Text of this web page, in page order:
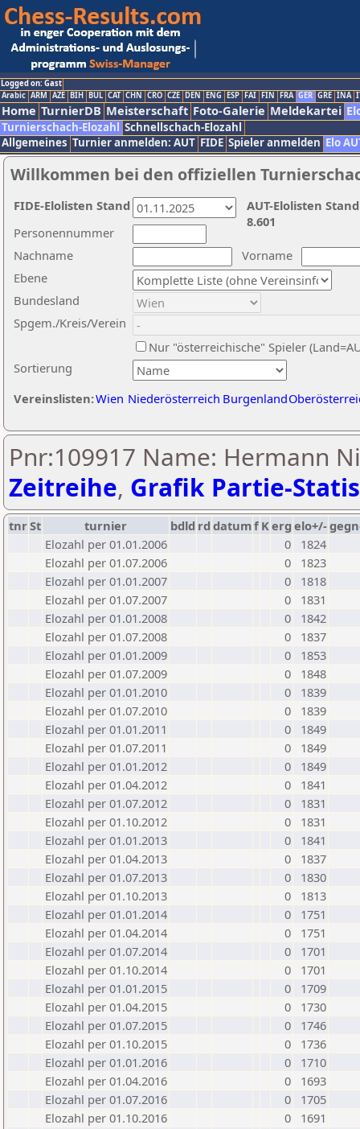
Logged on: Gast
Arabic ARM AZE BIH BUL CAT CHN CRO CZE DEN ENG ESP FAI FIN FRA GER GRE INA
Home TurnierDB Meisterschaft Foto-Galerie Meldekartei
Turnierschach-Elozahl Schnellschach-Elozahl
Allgemeines Turnier anmelden: AUT FIDE Spieler anmelden Elo
Willkommen bei den offiziellen
Nachname
Vorname
Ebene
Sortierung
Personennummer
Bundesland
Spgem./Kreis/Verein
Nur "österreichische" Spieler
Vereinslisten:Wien Niederösterreich Burgenland
AUT-Elolisten
8.601
FIDE-Elolisten Stand
Pnr:109917 Name: Hermann
Zeitreihe, Grafik Partie-
tnrSt turnier bdld rd datumf Kerg elo+/-
Elozahl per 01.01.2006
0
1824
Elozahl per 01.07.2006
0
1823
Elozahl per 01.01.2007
0
1818
Elozahl per 01.07.2007
0
1831
Elozahl per 01.01.2008
0
1842
Elozahl per 01.07.2008
0
1837
Elozahl per 01.01.2009
0
1853
Elozahl per 01.07.2009
0
1848
Elozahl per 01.01.2010
0
1839
Elozahl per 01.07.2010
0
1839
Elozahl per 01.01.2011
0
1849
Elozahl per 01.07.2011
0
1849
Elozahl per 01.01.2012
0
1849
Elozahl per 01.04.2012
0
1841
Elozahl per 01.07.2012
0
1831
Elozahl per 01.10.2012
0
1831
Elozahl per 01.01.2013
0
1841
Elozahl per 01.04.2013
0
1837
Elozahl per 01.07.2013
0
1830
Elozahl per 01.10.2013
0
1813
Elozahl per 01.01.2014
0
1751
Elozahl per 01.04.2014
0
1751
Elozahl per 01.07.2014
0
1701
Elozahl per 01.10.2014
0
1701
Elozahl per 01.01.2015
0
1709
Elozahl per 01.04.2015
0
1730
Elozahl per 01.07.2015
0
1746
Elozahl per 01.10.2015
0
1736
Elozahl per 01.01.2016
0
1710
Elozahl per 01.04.2016
0
1693
Elozahl per 01.07.2016
0
1705
Elozahl per 01.10.2016
0
1691